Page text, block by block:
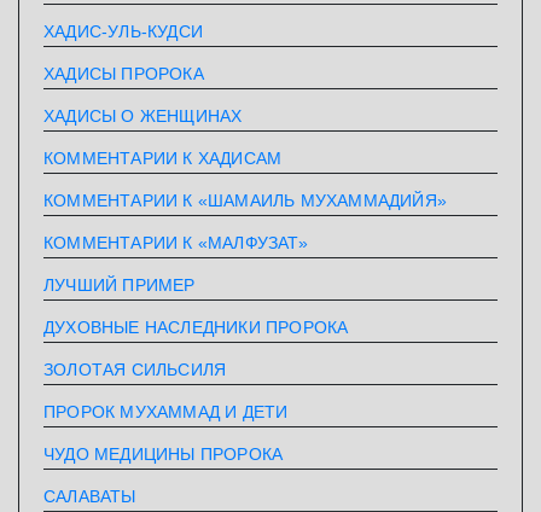
ХАДИС-УЛЬ-КУДСИ
ХАДИСЫ ПРОРОКА
ХАДИСЫ О ЖЕНЩИНАХ
КОММЕНТАРИИ К ХАДИСАМ
КОММЕНТАРИИ К «ШАМАИЛЬ МУХАММАДИЙЯ»
КОММЕНТАРИИ К «МАЛФУЗАТ»
ЛУЧШИЙ ПРИМЕР
ДУХОВНЫЕ НАСЛЕДНИКИ ПРОРОКА
ЗОЛОТАЯ СИЛЬСИЛЯ
ПРОРОК МУХАММАД И ДЕТИ
ЧУДО МЕДИЦИНЫ ПРОРОКА
САЛАВАТЫ